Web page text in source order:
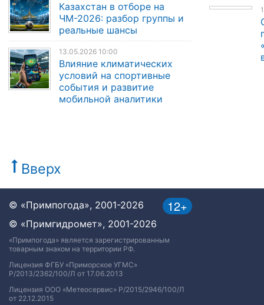
Казахстан в отборе на
ЧМ-2026: разбор группы и
реальные шансы
13.05.2026 10:00
Влияние климатических
условий на спортивные
события и развитие
мобильной аналитики
Вверх
12+
© «Примпогода», 2001-2026
© «Примгидромет», 2001-2026
«Примпогода» является зарегистрированным
товарным знаком на территории РФ.
Лицензия ФГБУ «Приморское УГМС»
Р/2013/2362/100/Л от 17.06.2013
Лицензия ООО «Метеосервис» Р/2015/2946/100/Л
от 22.12.2015